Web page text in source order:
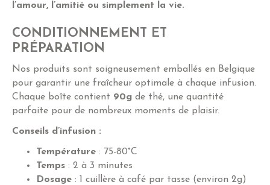
l’amour, l’amitié ou simplement la vie.
CONDITIONNEMENT ET
PRÉPARATION
Nos produits sont soigneusement emballés en Belgique
pour garantir une fraîcheur optimale à chaque infusion.
Chaque boîte contient 90g de thé, une quantité
parfaite pour de nombreux moments de plaisir.
Conseils d’infusion :
Température : 75-80°C
Temps : 2 à 3 minutes
Dosage : 1 cuillère à café par tasse (environ 2g)